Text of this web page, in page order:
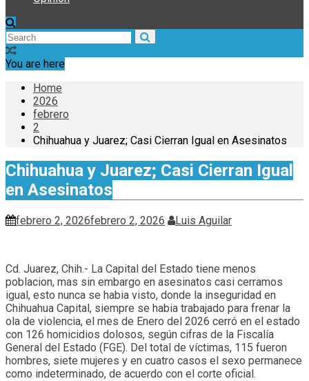
You are here
Home
2026
febrero
2
Chihuahua y Juarez; Casi Cierran Igual en Asesinatos
Chihuahua y Juarez; Casi Cierran Igual
en Asesinatos
febrero 2, 2026febrero 2, 2026 Luis Aguilar
Cd. Juarez, Chih.- La Capital del Estado tiene menos
poblacion, mas sin embargo en asesinatos casi cerramos
igual, esto nunca se habia visto, donde la inseguridad en
Chihuahua Capital, siempre se habia trabajado para frenar la
ola de violencia, el mes de Enero del 2026 cerró en el estado
con 126 homicidios dolosos, según cifras de la Fiscalía
General del Estado (FGE). Del total de víctimas, 115 fueron
hombres, siete mujeres y en cuatro casos el sexo permanece
como indeterminado, de acuerdo con el corte oficial.